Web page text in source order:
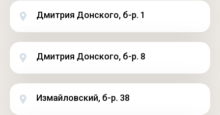
Дмитрия Донского, б-р. 1
Дмитрия Донского, б-р. 8
Измайловский, б-р. 38